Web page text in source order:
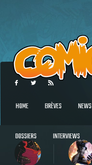
HOME BRÈVES NEWS
DOSSIERS INTERVIEWS